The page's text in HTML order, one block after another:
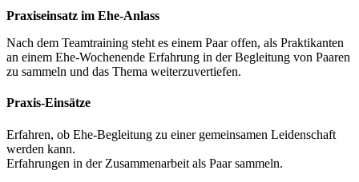
Praxiseinsatz im Ehe-Anlass
Nach dem Teamtraining steht es einem Paar offen, als Praktikanten
an einem Ehe-Wochenende Erfahrung in der Begleitung von Paaren
zu sammeln und das Thema weiterzuvertiefen.
Praxis-Einsätze
Erfahren, ob Ehe-Begleitung zu einer gemeinsamen Leidenschaft
werden kann.
Erfahrungen in der Zusammenarbeit als Paar sammeln.